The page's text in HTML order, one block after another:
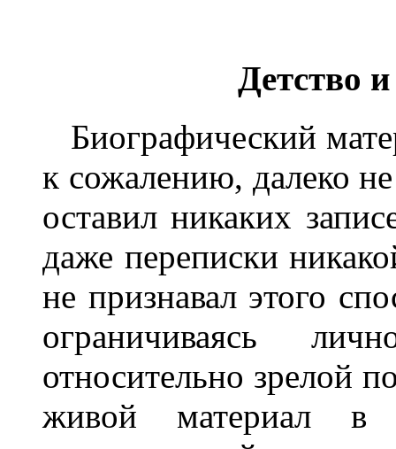
Детство
Биографический
к сожалению, далеко
оставил никаких
даже переписки
не признавал этого
ограничиваясь
относительно зрелой
живой материал в